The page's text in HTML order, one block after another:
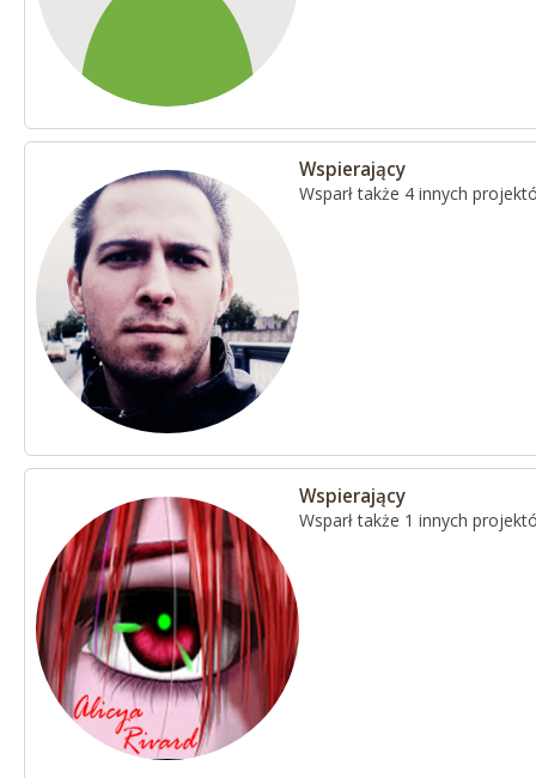
Wspierający
Wsparł także 4 innych
Wspierający
Wsparł także 1 innych